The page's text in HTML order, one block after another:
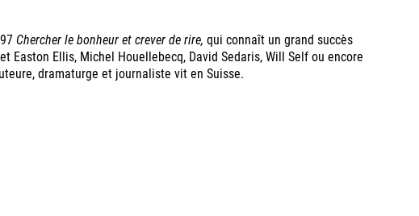
Chercher le bonheur et crever de rire, qui connaît un grand succès
Ellis, Michel Houellebecq, David Sedaris, Will Self ou encore
dramaturge et journaliste vit en Suisse.